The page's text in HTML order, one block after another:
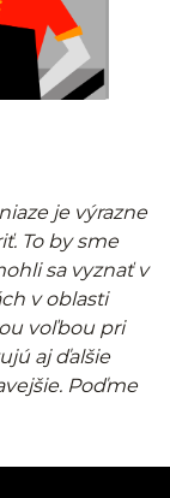
je výrazne
To by sme
sa vyznať v
v oblasti
voľbou pri
aj ďalšie
Poďme